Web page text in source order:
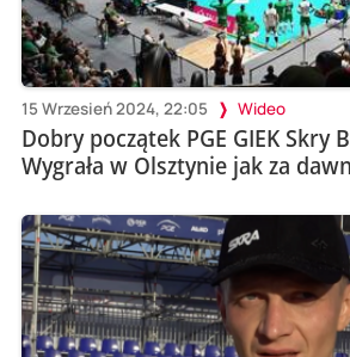
15 Wrzesień 2024, 22:05 Wideo
Dobry początek PGE GIEK Skry
Wygrała w Olsztynie jak za